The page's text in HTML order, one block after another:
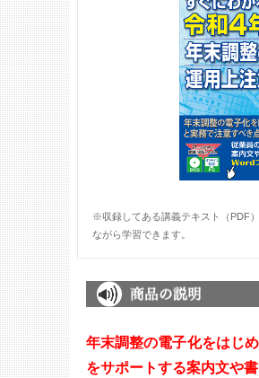
※収録してある講義テキスト（PDF
ながら学習できます。
年末調整の電子化をはじ
をサポートする案内文や